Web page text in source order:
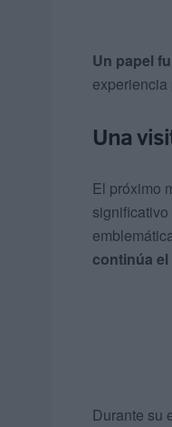
Un papel
Una
El próximo
continúa
Durante su